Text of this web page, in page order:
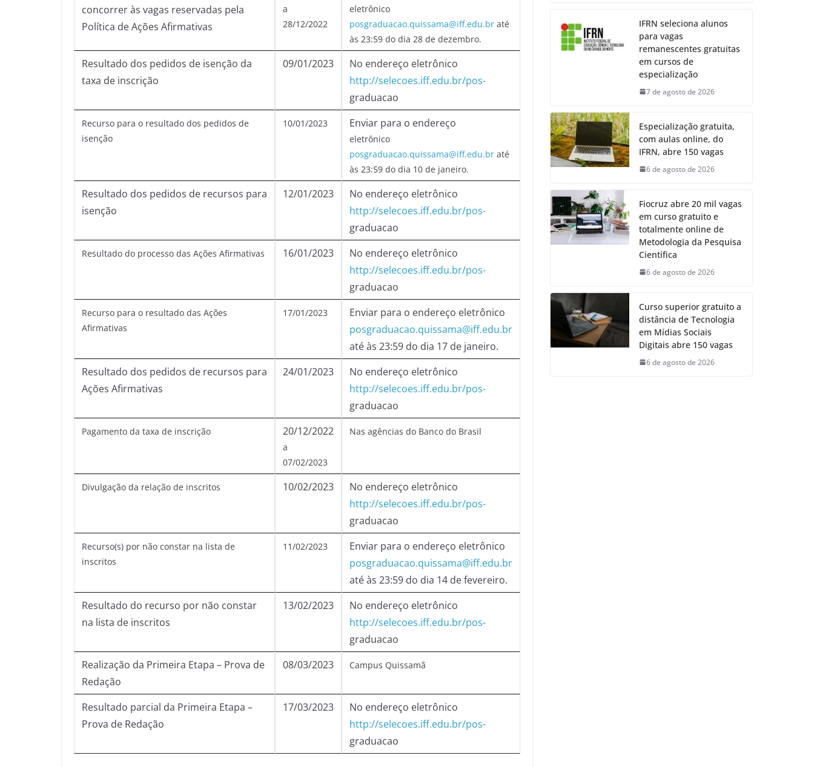
concorrer às vagas reservadas pela
Política de Ações Afirmativas
a
28/12/2022
eletrônico
posgraduacao.quissama@iff.edu.br até
às 23:59 do dia 28 de dezembro.
Resultado dos pedidos de isenção da
taxa de inscrição
09/01/2023
No endereço eletrônico
http://selecoes.iff.edu.br/pos-
graduacao
Recurso para o resultado dos pedidos de
isenção
10/01/2023 Enviar para o endereço
eletrônico
posgraduacao.quissama@iff.edu.br até
às 23:59 do dia 10 de janeiro.
Resultado dos pedidos de recursos para
isenção
12/01/2023
No endereço eletrônico
http://selecoes.iff.edu.br/pos-
graduacao
Resultado do processo das Ações Afirmativas 16/01/2023
No endereço eletrônico
http://selecoes.iff.edu.br/pos-
graduacao
Recurso para o resultado das Ações
Afirmativas
17/01/2023
Enviar para o endereço eletrônico
posgraduacao.quissama@iff.edu.br
até às 23:59 do dia 17 de janeiro.
Resultado dos pedidos de recursos para
Ações Afirmativas
24/01/2023
No endereço eletrônico
http://selecoes.iff.edu.br/pos-
graduacao
Pagamento da taxa de inscrição 20/12/2022
a
07/02/2023
Nas agências do Banco do Brasil
Divulgação da relação de inscritos 10/02/2023
No endereço eletrônico
http://selecoes.iff.edu.br/pos-
graduacao
Recurso(s) por não constar na lista de
inscritos
11/02/2023
Enviar para o endereço eletrônico
posgraduacao.quissama@iff.edu.br
até às 23:59 do dia 14 de fevereiro.
Resultado do recurso por não constar
na lista de inscritos
13/02/2023
No endereço eletrônico
http://selecoes.iff.edu.br/pos-
graduacao
Realização da Primeira Etapa – Prova de
Redação
08/03/2023 Campus Quissamã
Resultado parcial da Primeira Etapa –
Prova de Redação
17/03/2023
No endereço eletrônico
http://selecoes.iff.edu.br/pos-
graduacao
IFRN seleciona alunos
para vagas
remanescentes gratuitas
em cursos de
especialização
7 de agosto de 2026
Especialização gratuita,
com aulas online, do
IFRN, abre 150 vagas
6 de agosto de 2026
Fiocruz abre 20 mil vagas
em curso gratuito e
totalmente online de
Metodologia da Pesquisa
Científica
6 de agosto de 2026
Curso superior gratuito a
distância de Tecnologia
em Mídias Sociais
Digitais abre 150 vagas
6 de agosto de 2026